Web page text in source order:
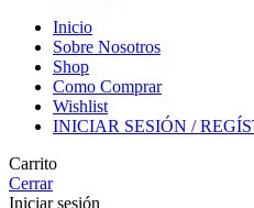
Inicio
Sobre Nosotros
Shop
Como Comprar
Wishlist
INICIAR SESIÓN /
Carrito
Cerrar
Iniciar sesión